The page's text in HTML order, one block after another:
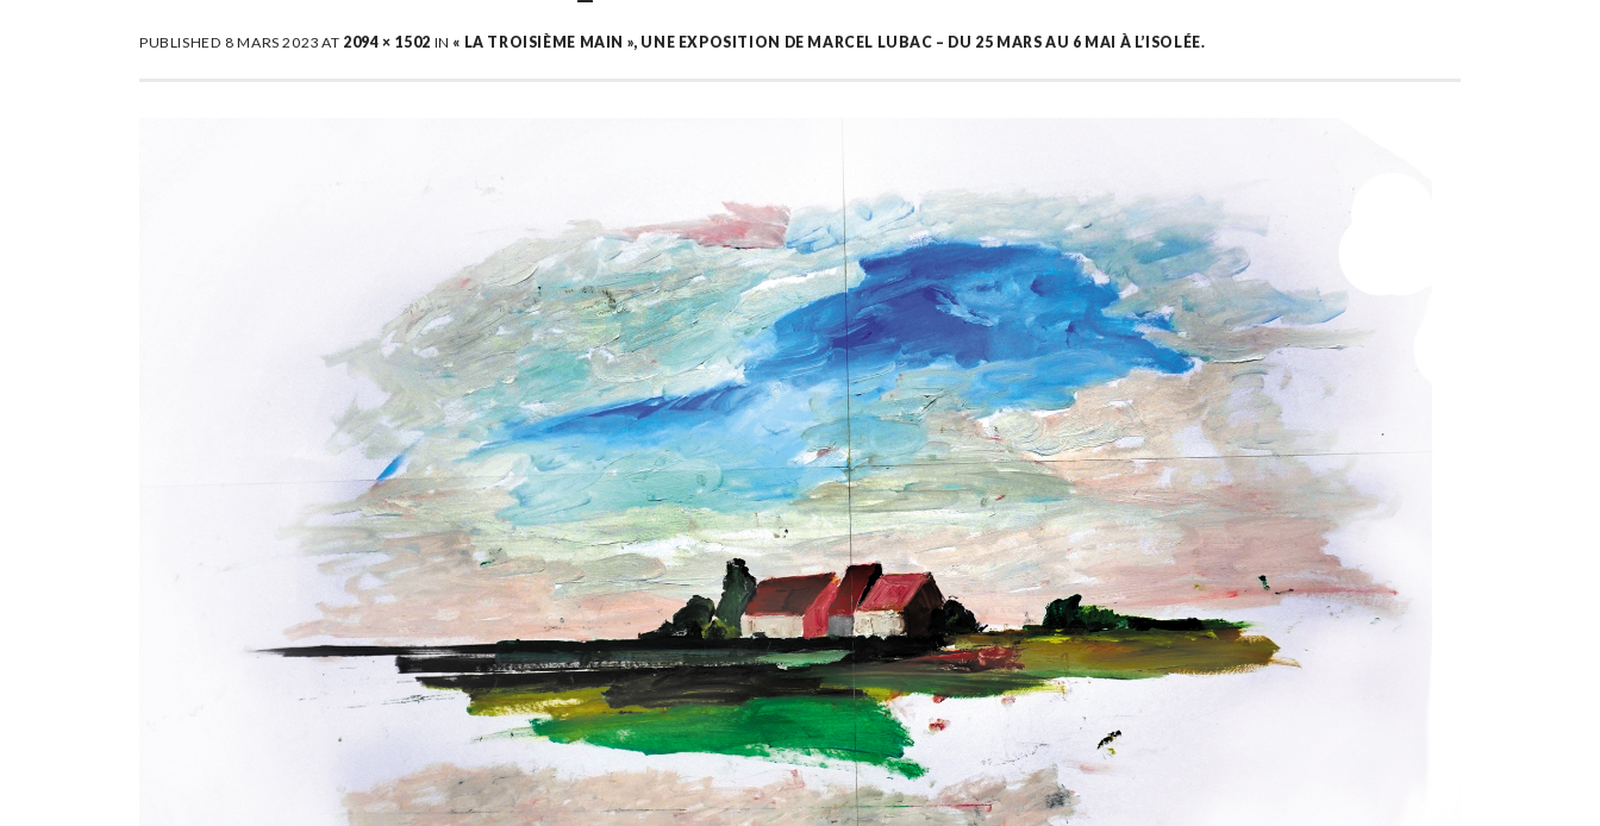
PUBLISHED8 MARS 2023 AT 2094 × 1502 IN « LA TROISIÈME MAIN », UNE EXPOSITION DE MARCEL LUBAC – DU 25 MARS AU 6 MAI À L’ISOLÉE.